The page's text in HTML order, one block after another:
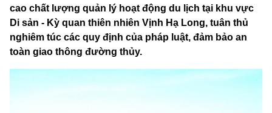
cao chất lượng quản lý hoạt động du lịch tại khu vực
Di sản - Kỳ quan thiên nhiên Vịnh Hạ Long, tuân thủ
nghiêm túc các quy định của pháp luật, đảm bảo an
toàn giao thông đường thủy.